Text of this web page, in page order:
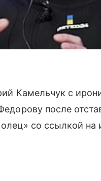
Камельчук с
после
со ссылкой на